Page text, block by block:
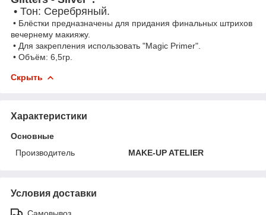
• Тон: Серебряный.
• Блёстки предназначены для придания финальных штрихов
вечернему макияжу.
• Для закрепления использовать "Magic Primer".
• Объём: 6,5гр.
Скрыть
Характеристики
Основные
Производитель
MAKE-UP ATELIER
Условия доставки
Самовывоз